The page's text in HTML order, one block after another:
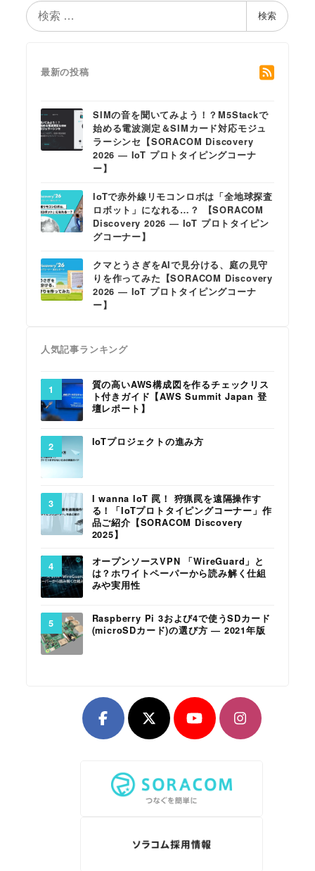
検
索
検索
最新の投稿
SIMの音を聞いてみよう！？M5Stackで
始める電波測定＆SIMカード対応モジュ
ラーシンセ【SORACOM Discovery
2026 ― IoT プロトタイピングコーナ
ー】
IoTで赤外線リモコンロボは「全地球探査
ロボット」になれる…？ 【SORACOM
Discovery 2026 ― IoT プロトタイピン
グコーナー】
クマとうさぎをAIで見分ける、庭の見守
りを作ってみた【SORACOM Discovery
2026 ― IoT プロトタイピングコーナ
ー】
人気記事ランキング
質の高いAWS構成図を作るチェックリス
ト付きガイド【AWS Summit Japan 登
壇レポート】
IoTプロジェクトの進み方
I wanna IoT 罠！ 狩猟罠を遠隔操作す
る！「IoTプロトタイピングコーナー」作
品ご紹介【SORACOM Discovery
2025】
オープンソースVPN 「WireGuard」と
は？ホワイトペーパーから読み解く仕組
みや実用性
Raspberry Pi 3および4で使うSDカード
(microSDカード)の選び方 ― 2021年版